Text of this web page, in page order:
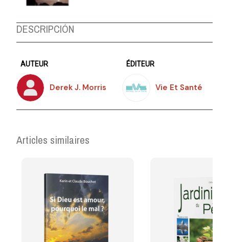
DESCRIPCIÓN
AUTEUR
Derek J. Morris
ÉDITEUR
Vie Et Santé
Articles similaires